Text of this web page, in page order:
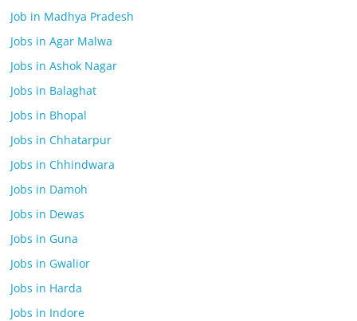
Job in Madhya Pradesh
Jobs in Agar Malwa
Jobs in Ashok Nagar
Jobs in Balaghat
Jobs in Bhopal
Jobs in Chhatarpur
Jobs in Chhindwara
Jobs in Damoh
Jobs in Dewas
Jobs in Guna
Jobs in Gwalior
Jobs in Harda
Jobs in Indore